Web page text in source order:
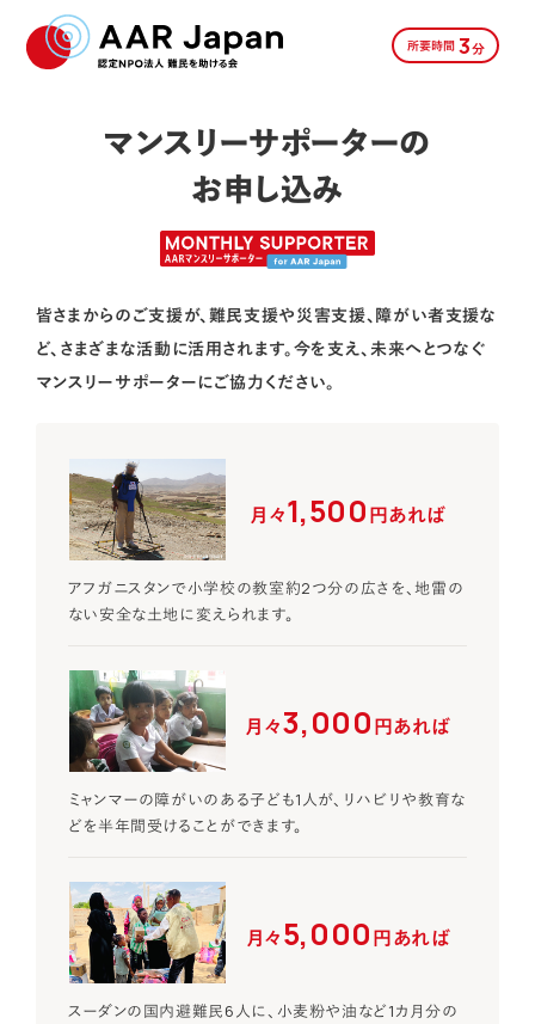
マンスリーサポーターの
お申し込み
所要時間 3分
皆さまからのご支援が、難民支援や災害支援、障がい者支援な
ど、さまざまな活動に活用されます。今を支え、未来へとつなぐ
マンスリーサポーターにご協力ください。
月々1,500円あれば
アフガニスタンで小学校の教室約2つ分の広さを、地雷の
ない安全な土地に変えられます。
月々3,000円あれば
ミャンマーの障がいのある子ども1人が、リハビリや教育な
どを半年間受けることができます。
月々5,000円あれば
スーダンの国内避難民6人に、小麦粉や油など1カ月分の